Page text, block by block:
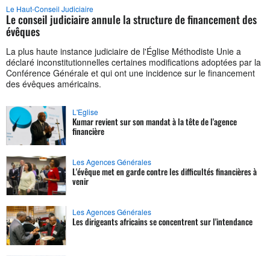
Le Haut-Conseil Judiciaire
Le conseil judiciaire annule la structure de financement des
évêques
La plus haute instance judiciaire de l'Église Méthodiste Unie a
déclaré inconstitutionnelles certaines modifications adoptées par la
Conférence Générale et qui ont une incidence sur le financement
des évêques américains.
L'Eglise
Kumar revient sur son mandat à la tête de l'agence
financière
Les Agences Générales
L'évêque met en garde contre les difficultés financières à
venir
Les Agences Générales
Les dirigeants africains se concentrent sur l'intendance